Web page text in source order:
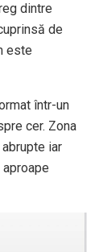
dintre
de
este
într-un
cer. Zona
iar